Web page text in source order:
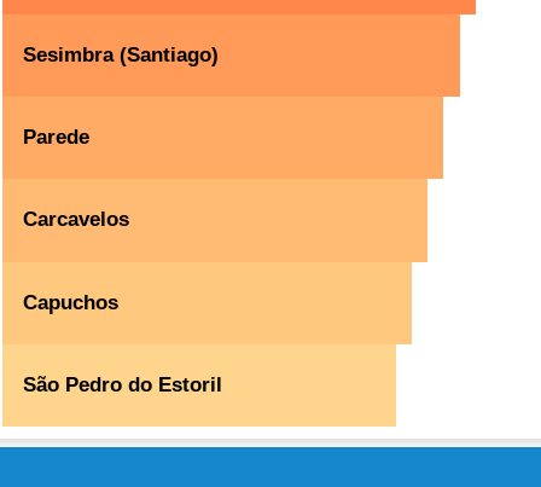
Sesimbra (Santiago)
Parede
Carcavelos
Capuchos
São Pedro do Estoril